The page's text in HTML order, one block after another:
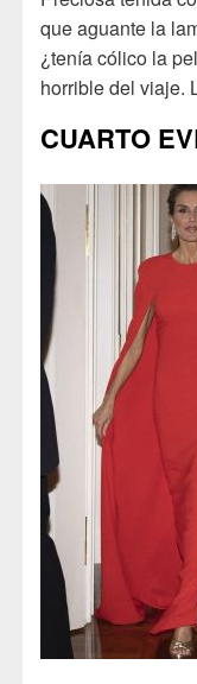
que aguante la
¿tenía cólico la
horrible del viaje.
CUARTO